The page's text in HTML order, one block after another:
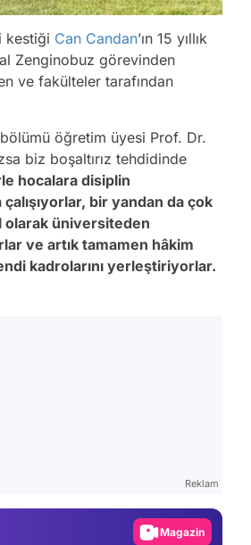
kestiği Can Candan’ın 15 yıllık
Zenginobuz görevinden
ve fakülteler tarafından
öğretim üyesi Prof. Dr.
biz boşaltırız tehdidinde
hocalara disiplin
bir yandan da çok
olarak üniversiteden
ve artık tamamen hâkim
kadrolarını yerleştiriyorlar.
Reklam
Magazin